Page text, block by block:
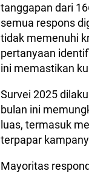
tanggapan dari
semua respons
tidak memenuhi
pertanyaan
ini memastikan
Survei 2025
bulan ini
luas, termasuk
terpapar
Mayoritas